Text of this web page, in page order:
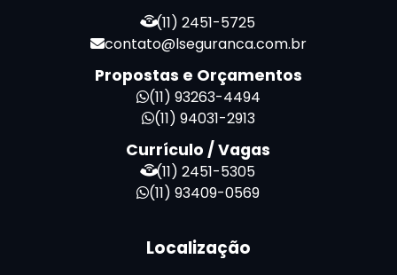
(11) 2451-5725
contato@lseguranca.com.br
Propostas e Orçamentos
(11) 93263-4494
(11) 94031-2913
Currículo / Vagas
(11) 2451-5305
(11) 93409-0569
Localização